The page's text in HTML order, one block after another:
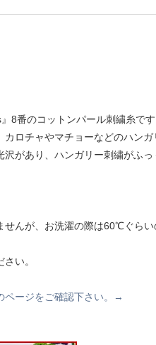
8番のコットンパール刺繍糸です
ロチャやマチョーなどのハンガ
があり、ハンガリー刺繍がふっ
せんが、お洗濯の際は60℃ぐら
い。
ページをご確認下さい。→